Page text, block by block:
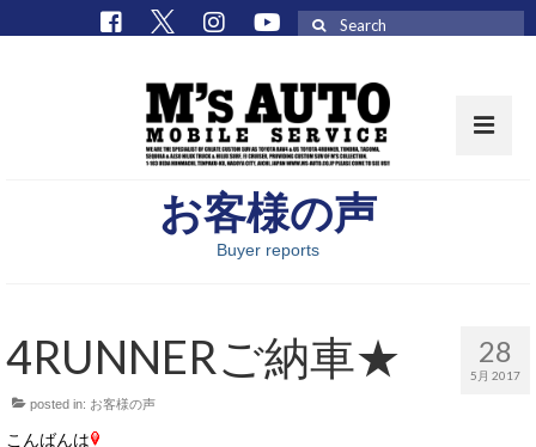
取扱車種一覧
M’sCollectionパーツ一覧
エムズオート
お客様の声
Buyer reports
28
5月 2017
4RUNNERご納車★
posted in: お客様の声
こんばんは